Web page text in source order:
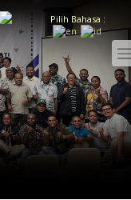
Pilih Bahasa :